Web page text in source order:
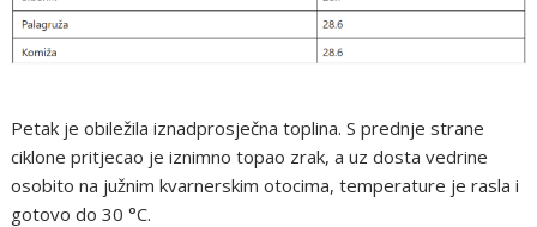
Petak je obiležila iznadprosječna toplina. S prednje strane
ciklone pritjecao je iznimno topao zrak, a uz dosta vedrine
osobito na južnim kvarnerskim otocima, temperature je rasla i
gotovo do 30 °C.